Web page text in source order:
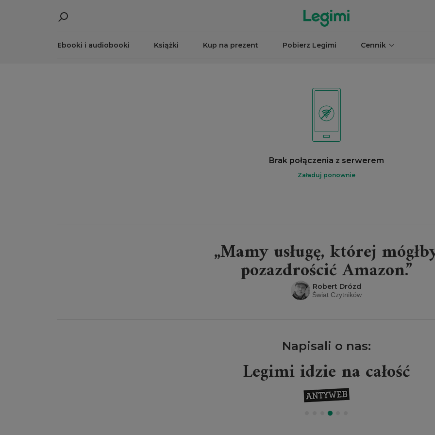
Ebooki i audiobooki Książki Kup na prezent Pobierz Legimi Cennik
Brak połączenia z serwerem
Załaduj ponownie
„Mamy usługę, której
pozazdrościć Amazon.”
Robert Drózd
Świat Czytników
Napisali o nas:
Legimi idzie na całość